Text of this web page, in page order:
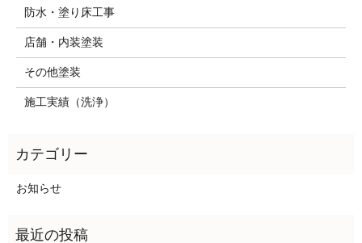
防水・塗り床工事
店舗・内装塗装
その他塗装
施工実績（洗浄）
お知らせ